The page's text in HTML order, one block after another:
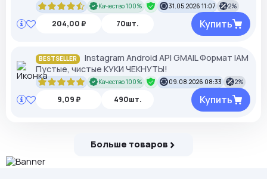
Качество 100% 31.05.2026 11:07 2%
204,00 ₽ 70шт. Купить
BESTSELLER
Instagram Android API GMAIL Формат IAM
Пустые, чистые КУКИ ЧЕКНУТЫ!
Качество 100% 09.08.2026 08:33 2%
9,09 ₽ 490шт. Купить
Больше товаров